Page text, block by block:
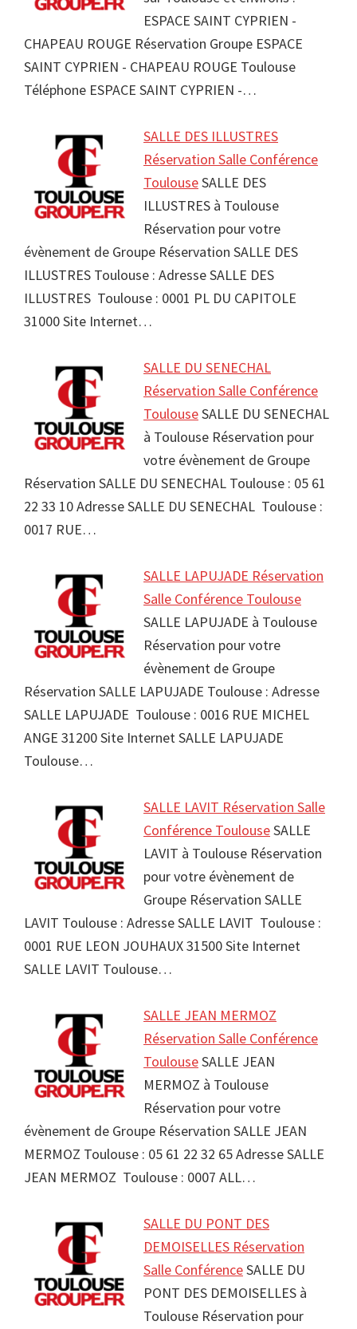
ESPACE SAINT CYPRIEN -
CHAPEAU ROUGE Réservation Groupe ESPACE
SAINT CYPRIEN - CHAPEAU ROUGE Toulouse
Téléphone ESPACE SAINT CYPRIEN -…
SALLE DES ILLUSTRES
Réservation Salle Conférence
ToulouseSALLE DES
ILLUSTRES à Toulouse
Réservation pour votre
évènement de Groupe Réservation SALLE DES
ILLUSTRES Toulouse : Adresse SALLE DES
ILLUSTRES Toulouse : 0001 PL DU CAPITOLE
31000 Site Internet…
SALLE DU SENECHAL
Réservation Salle Conférence
ToulouseSALLE DU SENECHAL
à Toulouse Réservation pour
votre évènement de Groupe
Réservation SALLE DU SENECHAL Toulouse : 05 61
22 33 10 Adresse SALLE DU SENECHAL Toulouse :
0017 RUE…
SALLE LAPUJADE Réservation
Salle Conférence Toulouse
SALLE LAPUJADE à Toulouse
Réservation pour votre
évènement de Groupe
Réservation SALLE LAPUJADE Toulouse : Adresse
SALLE LAPUJADE Toulouse : 0016 RUE MICHEL
ANGE 31200 Site Internet SALLE LAPUJADE
Toulouse…
SALLE LAVIT Réservation Salle
Conférence ToulouseSALLE
LAVIT à Toulouse Réservation
pour votre évènement de
Groupe Réservation SALLE
LAVIT Toulouse : Adresse SALLE LAVIT Toulouse :
0001 RUE LEON JOUHAUX 31500 Site Internet
SALLE LAVIT Toulouse…
SALLE JEAN MERMOZ
Réservation Salle Conférence
ToulouseSALLE JEAN
MERMOZ à Toulouse
Réservation pour votre
évènement de Groupe Réservation SALLE JEAN
MERMOZ Toulouse : 05 61 22 32 65 Adresse SALLE
JEAN MERMOZ Toulouse : 0007 ALL…
SALLE DU PONT DES
DEMOISELLES Réservation
Salle ConférenceSALLE DU
PONT DES DEMOISELLES à
Toulouse Réservation pour